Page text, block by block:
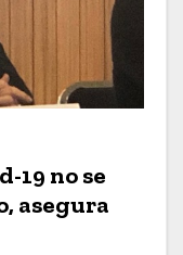
19 no se
asegura